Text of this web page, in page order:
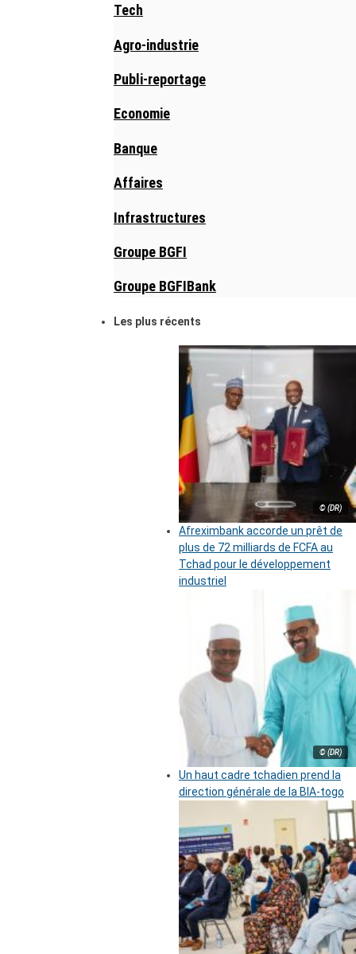
Tech
Agro-industrie
Publi-reportage
Economie
Banque
Affaires
Infrastructures
Groupe BGFI
Groupe BGFIBank
Les plus récents
© (DR)
Afreximbank accorde un prêt de
plus de 72 milliards de FCFA au
Tchad pour le développement
industriel
© (DR)
Un haut cadre tchadien prend la
direction générale de la BIA-togo